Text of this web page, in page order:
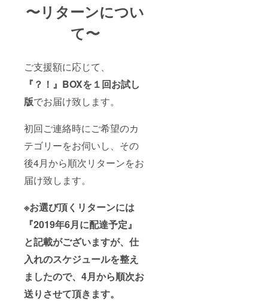
〜リターンについ
て〜
ご支援額に応じて、
『？！』BOXを１回お試し
版でお届け致します。
初回ご連絡時にご希望のカ
テゴリーをお伺いし、その
後4月から順次リターンをお
届け致します。
※お選び頂くリターンには
『2019年6月に配達予定』
と記載がございますが、仕
入れのスケジュールを整え
ましたので、4月から順次お
送りさせて頂きます。